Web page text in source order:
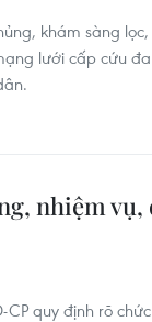
khám sàng
lưới cấp cứu
nhiệm vụ,
quy định rõ